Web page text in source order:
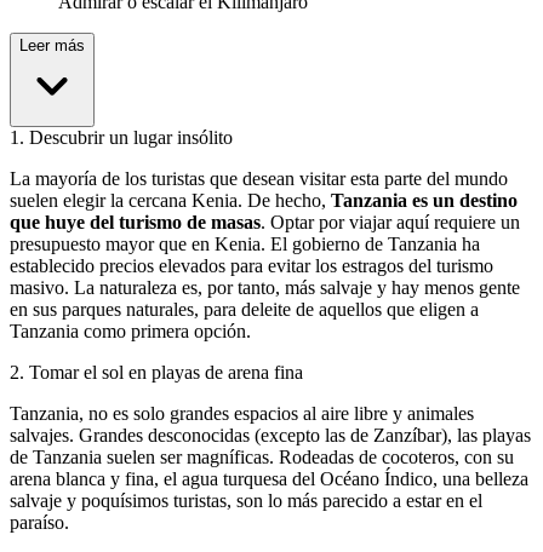
Leer más
1 . Descubrir un lugar insólito
La mayoría de los turistas que desean visitar esta parte del mundo
suelen elegir la cercana Kenia. De hecho, Tanzania es un destino
que huye del turismo de masas. Optar por viajar aquí requiere un
presupuesto mayor que en Kenia. El gobierno de Tanzania ha
establecido precios elevados para evitar los estragos del turismo
masivo. La naturaleza es, por tanto, más salvaje y hay menos gente
en sus parques naturales, para deleite de aquellos que eligen a
Tanzania como primera opción.
2. Tomar el sol en playas de arena fina
Tanzania, no es solo grandes espacios al aire libre y animales
salvajes. Grandes desconocidas (excepto las de Zanzíbar), las playas
de Tanzania suelen ser magníficas. Rodeadas de cocoteros, con su
arena blanca y fina, el agua turquesa del Océano Índico, una belleza
salvaje y poquísimos turistas, son lo más parecido a estar en el
paraíso.